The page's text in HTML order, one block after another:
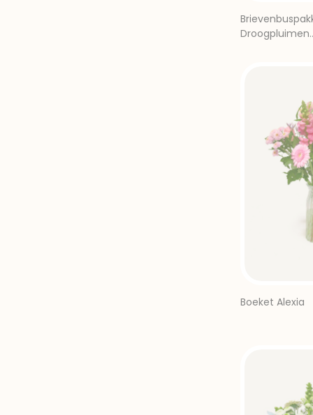
Droogpluimen
Boeket Alexia